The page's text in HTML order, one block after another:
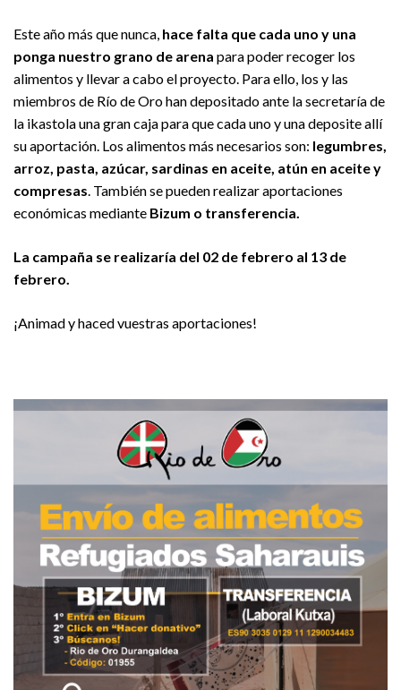
Este año más que nunca, hace falta que cada uno y una
ponga nuestro grano de arena para poder recoger los
alimentos y llevar a cabo el proyecto. Para ello, los y las
miembros de Río de Oro han depositado ante la secretaría de
la ikastola una gran caja para que cada uno y una deposite allí
su aportación. Los alimentos más necesarios son: legumbres,
arroz, pasta, azúcar, sardinas en aceite, atún en aceite y
compresas. También se pueden realizar aportaciones
económicas mediante Bizum o transferencia.
La campaña se realizaría del 02 de febrero al 13 de
febrero.
¡Animad y haced vuestras aportaciones!